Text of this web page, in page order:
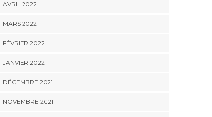
AVRIL 2022
MARS 2022
FÉVRIER 2022
JANVIER 2022
DÉCEMBRE 2021
NOVEMBRE 2021